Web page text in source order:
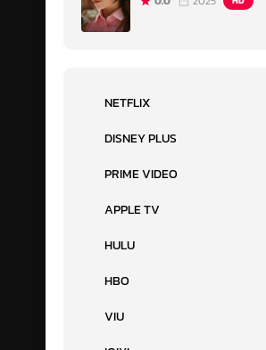
NETFLIX
DISNEY PLUS
PRIME VIDEO
APPLE TV
HULU
HBO
VIU